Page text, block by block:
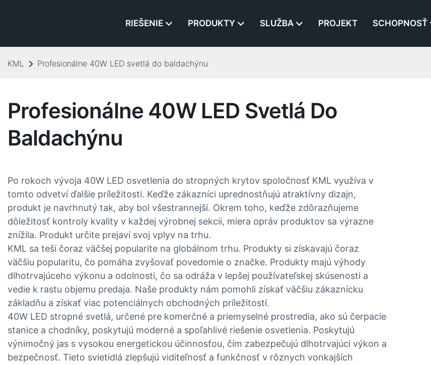
RIEŠENIE PRODUKTY SLUŽBA PROJEKT SCHOPNOSŤ
KML Profesionálne 40W LED svetlá do baldachýnu
Profesionálne 40W LED Svetlá Do
Baldachýnu
Po rokoch vývoja 40W LED osvetlenia do stropných krytov spoločnosť KML využíva v
tomto odvetví ďalšie príležitosti. Keďže zákazníci uprednostňujú atraktívny dizajn,
produkt je navrhnutý tak, aby bol všestrannejší. Okrem toho, keďže zdôrazňujeme
dôležitosť kontroly kvality v každej výrobnej sekcii, miera opráv produktov sa výrazne
znížila. Produkt určite prejaví svoj vplyv na trhu.
KML sa teší čoraz väčšej popularite na globálnom trhu. Produkty si získavajú čoraz
väčšiu popularitu, čo pomáha zvyšovať povedomie o značke. Produkty majú výhody
dlhotrvajúceho výkonu a odolnosti, čo sa odráža v lepšej používateľskej skúsenosti a
vedie k rastu objemu predaja. Naše produkty nám pomohli získať väčšiu zákaznícku
základňu a získať viac potenciálnych obchodných príležitostí.
40W LED stropné svetlá, určené pre komerčné a priemyselné prostredia, ako sú čerpacie
stanice a chodníky, poskytujú moderné a spoľahlivé riešenie osvetlenia. Poskytujú
výnimočný jas s vysokou energetickou účinnosťou, čím zabezpečujú dlhotrvajúci výkon a
bezpečnosť. Tieto svietidlá zlepšujú viditeľnosť a funkčnosť v rôznych vonkajších